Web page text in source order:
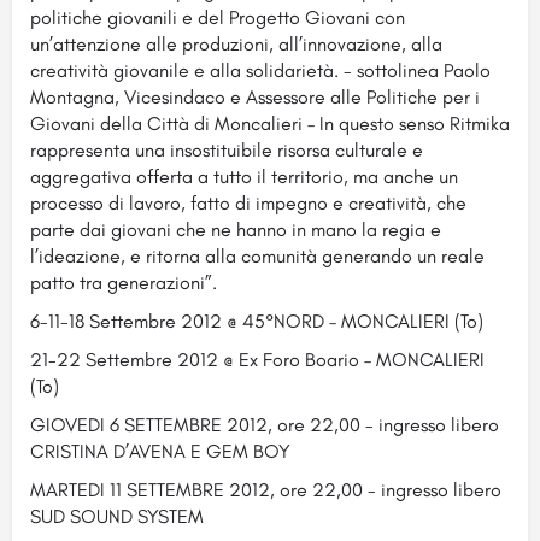
politiche giovanili e del Progetto Giovani con
un’attenzione alle produzioni, all’innovazione, alla
creatività giovanile e alla solidarietà. - sottolinea Paolo
Montagna, Vicesindaco e Assessore alle Politiche per i
Giovani della Città di Moncalieri – In questo senso Ritmika
rappresenta una insostituibile risorsa culturale e
aggregativa offerta a tutto il territorio, ma anche un
processo di lavoro, fatto di impegno e creatività, che
parte dai giovani che ne hanno in mano la regia e
l’ideazione, e ritorna alla comunità generando un reale
patto tra generazioni”.
6-11-18 Settembre 2012 @ 45°NORD – MONCALIERI (To)
21-22 Settembre 2012 @ Ex Foro Boario – MONCALIERI
(To)
GIOVEDI 6 SETTEMBRE 2012, ore 22,00 - ingresso libero
CRISTINA D’AVENA E GEM BOY
MARTEDI 11 SETTEMBRE 2012, ore 22,00 - ingresso libero
SUD SOUND SYSTEM